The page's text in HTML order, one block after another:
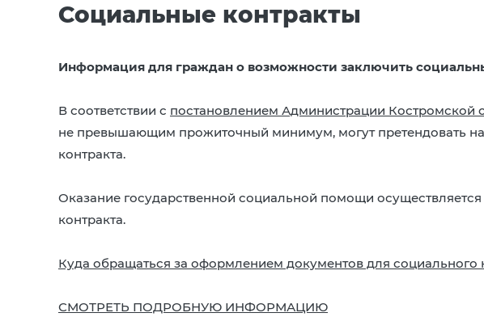
Социальные контракты
Информация для граждан о возможности заключить
В соответствии с постановлением Администрации Костромской
не превышающим прожиточный минимум, могут претендовать
контракта.
Оказание государственной социальной помощи
контракта.
Куда обращаться за оформлением документов для социального
СМОТРЕТЬ ПОДРОБНУЮ ИНФОРМАЦИЮ